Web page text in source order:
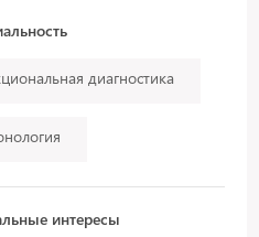
диагностика
интересы